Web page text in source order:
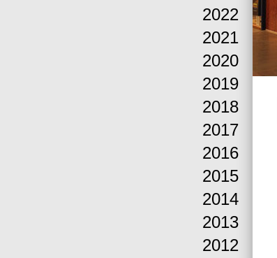
2022
2021
2020
2019
2018
2017
2016
2015
2014
2013
2012